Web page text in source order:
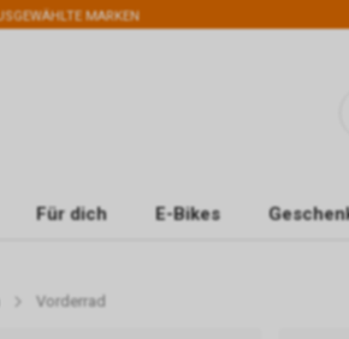
MARKEN
Für dich E-Bikes
Vorderrad